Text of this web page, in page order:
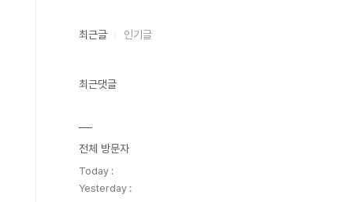
최근글 인기글
최근댓글
전체 방문자
Today :
Yesterday :